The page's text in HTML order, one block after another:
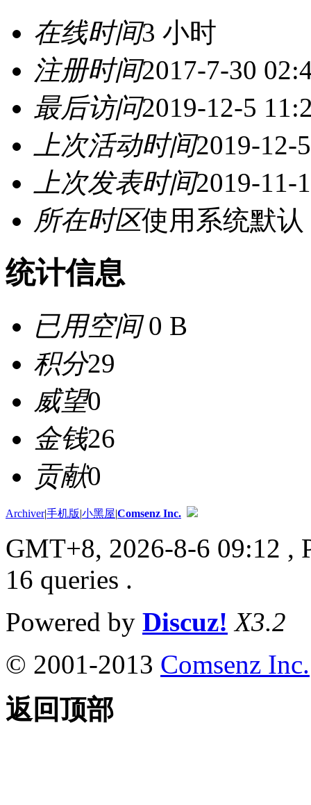
在线时间3 小时
注册时间2017-7-30
最后访问2019-12-5
上次活动时间2019-12-
上次发表时间2019-11-
所在时区使用系统默认
统计信息
已用空间0 B
积分29
威望0
金钱26
贡献0
Archiver|手机版|小黑屋|Comsenz Inc.
GMT+8, 2026-8-6 09:12 ,
16 queries .
Powered by Discuz! X3.2
© 2001-2013 Comsenz Inc.
返回顶部